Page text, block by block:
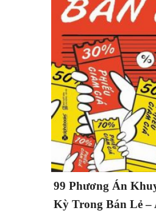
99 Phương Án
Kỳ Trong Bán Lẻ –